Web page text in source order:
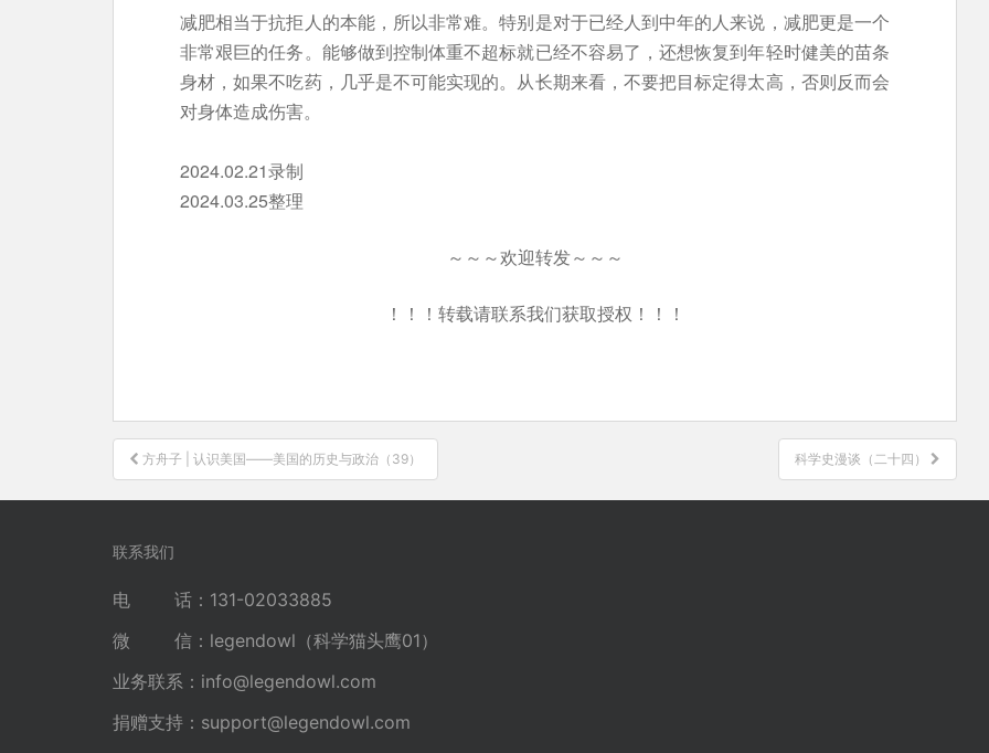
减肥相当于抗拒人的本能，所以非常难。特别是对于已经人到中年的人来说，减肥更是一个
非常艰巨的任务。能够做到控制体重不超标就已经不容易了，还想恢复到年轻时健美的苗条
身材，如果不吃药，几乎是不可能实现的。从长期来看，不要把目标定得太高，否则反而会
对身体造成伤害。
2024.02.21录制
2024.03.25整理
～～～欢迎转发～～～
！！！转载请联系我们获取授权！！！
文
章
导
方舟子 | 认识美国——美国的历史与政治（39） 科学史漫谈（二十四）
联系我们
电 话：131-02033885
微 信：legendowl（科学猫头鹰01）
业务联系： info@legendowl.com
捐赠支持： support@legendowl.com